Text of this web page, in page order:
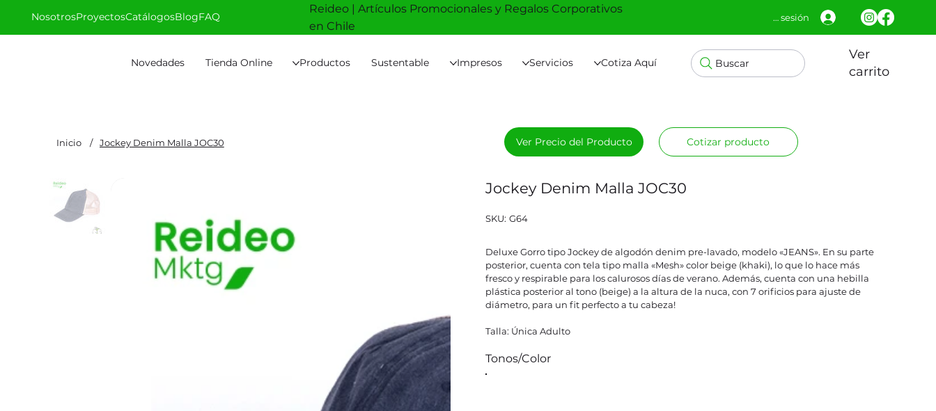
Novedades Tienda Online Productos Sustentable Impresos Servicios Cotiza Aquí Buscar
Ver
carrito
NosotrosProyectosCatálogosBlogFAQ
Reideo | Artículos Promocionales y Regalos Corporativos
en Chile
Iniciar sesión
Inicio / Jockey Denim Malla JOC30
Jockey Denim Malla JOC30
SKU: SKU
G64
G64
Deluxe Gorro tipo Jockey de algodón denim pre-lavado, modelo «JEANS». En su parte
posterior, cuenta con tela tipo malla «Mesh» color beige (khaki), lo que lo hace más
fresco y respirable para los calurosos días de verano. Además, cuenta con una hebilla
plástica posterior al tono (beige) a la altura de la nuca, con 7 orificios para ajuste de
diámetro, para un fit perfecto a tu cabeza!
Talla: Única Adulto
Tonos/Color
Ver Precio del Producto Cotizar producto